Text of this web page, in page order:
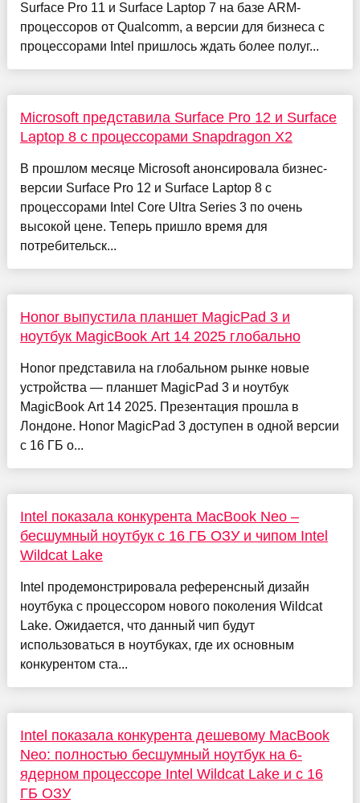
Surface Pro 11 и Surface Laptop 7 на базе ARM-
процессоров от Qualcomm, а версии для бизнеса с
процессорами Intel пришлось ждать более полуг...
Microsoft представила Surface Pro 12 и Surface
Laptop 8 с процессорами Snapdragon X2
В прошлом месяце Microsoft анонсировала бизнес-
версии Surface Pro 12 и Surface Laptop 8 с
процессорами Intel Core Ultra Series 3 по очень
высокой цене. Теперь пришло время для
потребительск...
Honor выпустила планшет MagicPad 3 и
ноутбук MagicBook Art 14 2025 глобально
Honor представила на глобальном рынке новые
устройства — планшет MagicPad 3 и ноутбук
MagicBook Art 14 2025. Презентация прошла в
Лондоне. Honor MagicPad 3 доступен в одной версии
с 16 ГБ о...
Intel показала конкурента MacBook Neo –
бесшумный ноутбук с 16 ГБ ОЗУ и чипом Intel
Wildcat Lake
Intel продемонстрировала референсный дизайн
ноутбука с процессором нового поколения Wildcat
Lake. Ожидается, что данный чип будут
использоваться в ноутбуках, где их основным
конкурентом ста...
Intel показала конкурента дешевому MacBook
Neo: полностью бесшумный ноутбук на 6-
ядерном процессоре Intel Wildcat Lake и с 16
ГБ ОЗУ